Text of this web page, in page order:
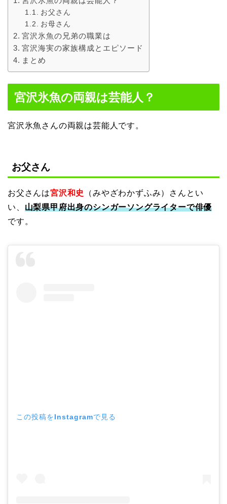
お父さん
お母さん
宮沢氷魚の兄弟の職業は
宮沢海実の家族構成とエピソード
まとめ
宮沢氷魚の両親は芸能人？
宮沢氷魚さんの両親は芸能人です。
お父さん
お父さんは宮沢和史
（みやざわかずふみ）さんとい
い、 山梨県甲府出身のシンガーソングライターで俳優
です。
この投稿をInstagramで見る